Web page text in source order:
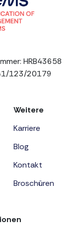
HRB43658
123/20179
Weitere
Karriere
Blog
Kontakt
Broschüren